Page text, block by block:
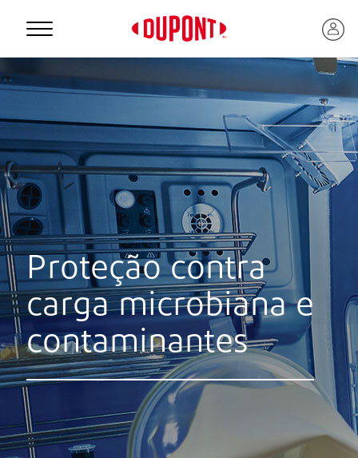
Personal Protection
™
Proteção contra
carga microbiana e
contaminantes